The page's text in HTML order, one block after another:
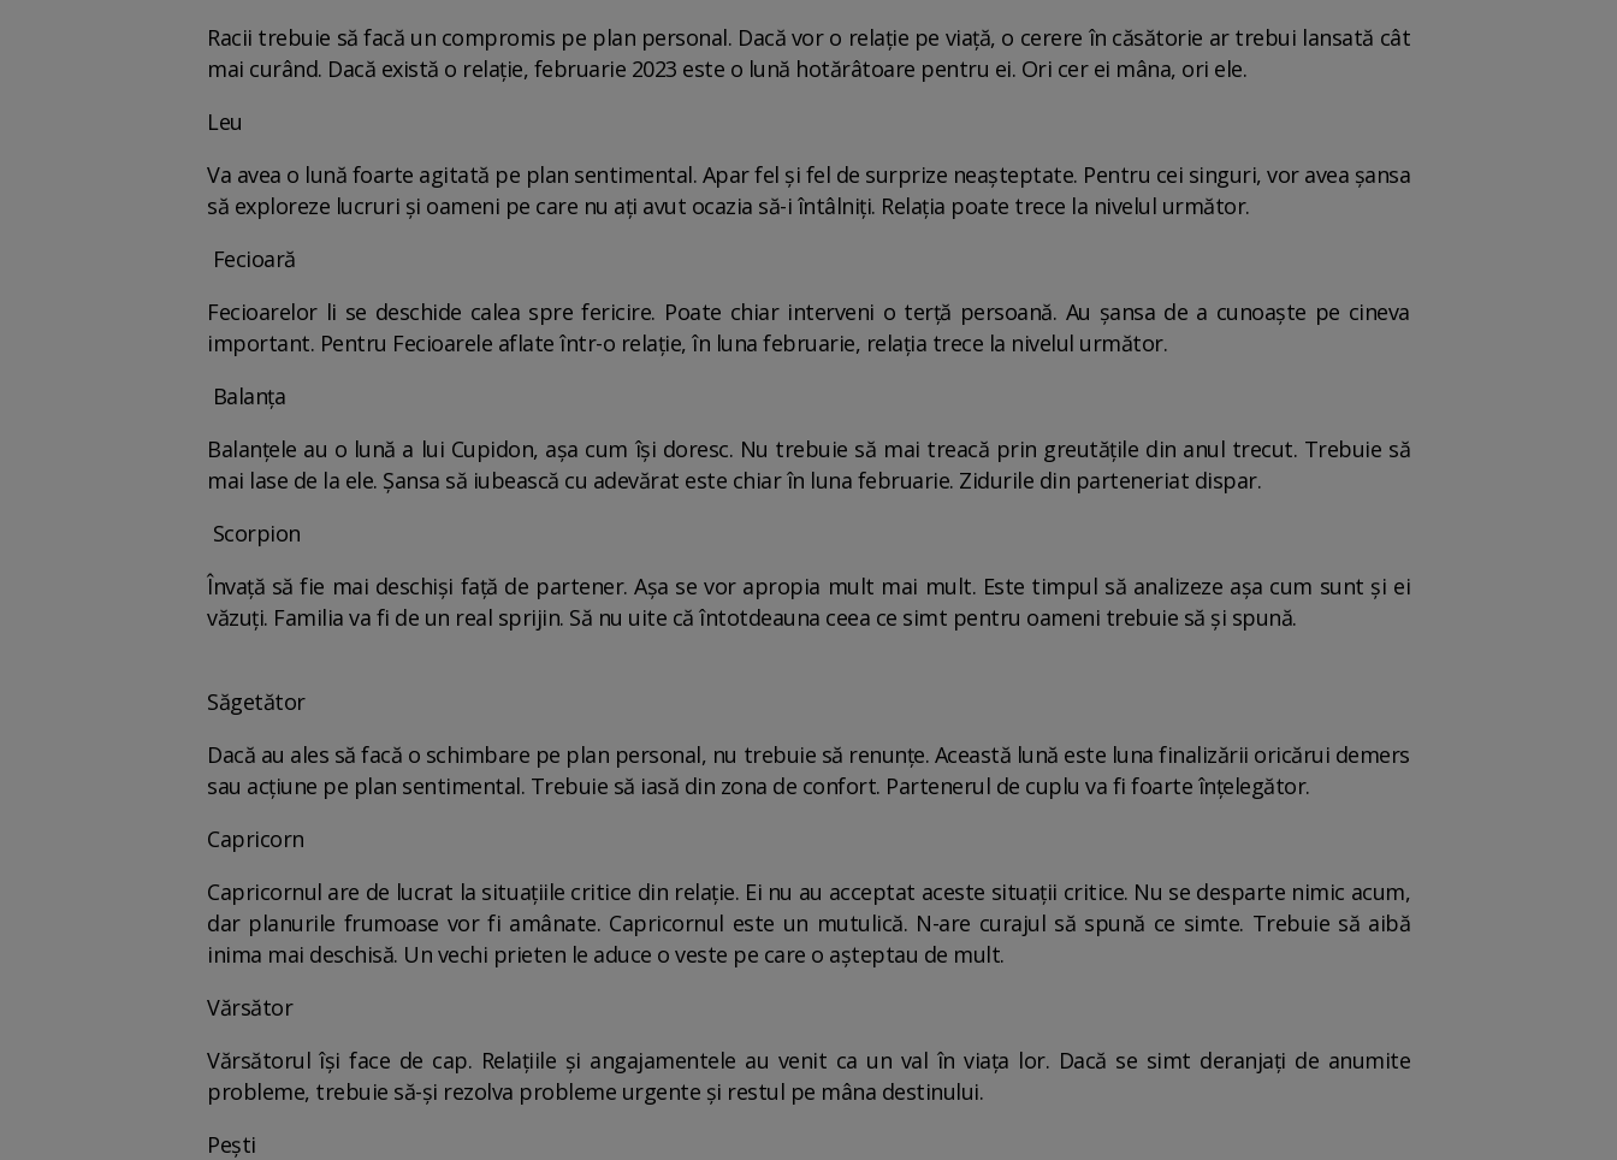
Racii trebuie să facă un compromis pe plan personal. Dacă vor o relaţie pe viaţă, o cerere în căsătorie ar trebui lansată cât
mai curând. Dacă există o relaţie, februarie 2023 este o lună hotărâtoare pentru ei. Ori cer ei mâna, ori ele.
Leu
Va avea o lună foarte agitată pe plan sentimental. Apar fel şi fel de surprize neaşteptate. Pentru cei singuri, vor avea şansa
să exploreze lucruri şi oameni pe care nu aţi avut ocazia să-i întâlniţi. Relaţia poate trece la nivelul următor.
Fecioară
Fecioarelor li se deschide calea spre fericire. Poate chiar interveni o terţă persoană. Au şansa de a cunoaşte pe cineva
important. Pentru Fecioarele aflate într-o relaţie, în luna februarie, relaţia trece la nivelul următor.
Balanţa
Balanţele au o lună a lui Cupidon, aşa cum îşi doresc. Nu trebuie să mai treacă prin greutăţile din anul trecut. Trebuie să
mai lase de la ele. Şansa să iubească cu adevărat este chiar în luna februarie. Zidurile din parteneriat dispar.
Scorpion
Învaţă să fie mai deschişi faţă de partener. Aşa se vor apropia mult mai mult. Este timpul să analizeze aşa cum sunt şi ei
văzuţi. Familia va fi de un real sprijin. Să nu uite că întotdeauna ceea ce simt pentru oameni trebuie să şi spună.
Săgetător
Dacă au ales să facă o schimbare pe plan personal, nu trebuie să renunţe. Această lună este luna finalizării oricărui demers
sau acţiune pe plan sentimental. Trebuie să iasă din zona de confort. Partenerul de cuplu va fi foarte înţelegător.
Capricorn
Capricornul are de lucrat la situaţiile critice din relaţie. Ei nu au acceptat aceste situaţii critice. Nu se desparte nimic acum,
dar planurile frumoase vor fi amânate. Capricornul este un mutulică. N-are curajul să spună ce simte. Trebuie să aibă
inima mai deschisă. Un vechi prieten le aduce o veste pe care o aşteptau de mult.
Vărsător
Vărsătorul îşi face de cap. Relaţiile şi angajamentele au venit ca un val în viaţa lor. Dacă se simt deranjaţi de anumite
probleme, trebuie să-şi rezolva probleme urgente şi restul pe mâna destinului.
Peşti